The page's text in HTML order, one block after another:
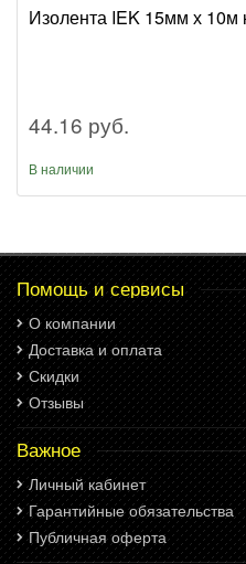
Изолента IEK 15мм х 10м
44.16 руб.
В наличии
Помощь и сервисы
О компании
Доставка и оплата
Скидки
Отзывы
Важное
Личный кабинет
Гарантийные обязательства
Публичная оферта